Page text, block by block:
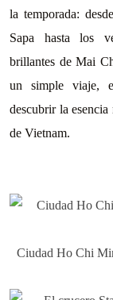
la temporada:
Sapa hasta los
brillantes de Mai
un simple viaje,
descubrir la
de Vietnam.
Ciudad Ho Chi